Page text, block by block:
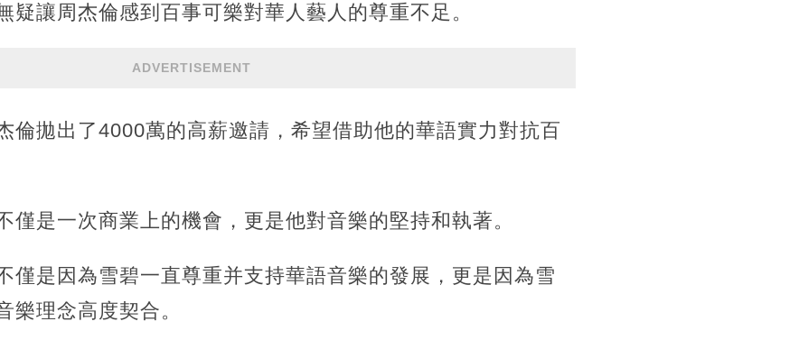
疑讓周杰倫感到百事可樂對華人藝人的尊重不足。
ADVERTISEMENT
倫拋出了4000萬的高薪邀請，希望借助他的華語實力對抗百
僅是一次商業上的機會，更是他對音樂的堅持和執著。
僅是因為雪碧一直尊重并支持華語音樂的發展，更是因為雪
樂理念高度契合。